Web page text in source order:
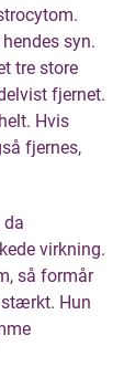
syn.
tre store
fjernet.
Hvis
fjernes,
da
virkning.
så formår
Hun